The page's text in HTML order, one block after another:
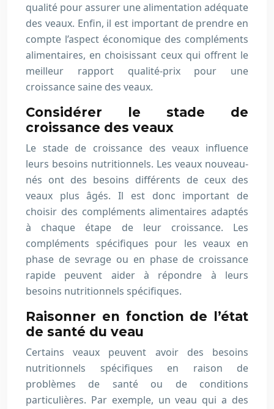
qualité pour assurer une alimentation adéquate
des veaux. Enfin, il est important de prendre en
compte l’aspect économique des compléments
alimentaires, en choisissant ceux qui offrent le
meilleur rapport qualité-prix pour une
croissance saine des veaux.
Considérer le stade de
croissance des veaux
Le stade de croissance des veaux influence
leurs besoins nutritionnels. Les veaux nouveau-
nés ont des besoins différents de ceux des
veaux plus âgés. Il est donc important de
choisir des compléments alimentaires adaptés
à chaque étape de leur croissance. Les
compléments spécifiques pour les veaux en
phase de sevrage ou en phase de croissance
rapide peuvent aider à répondre à leurs
besoins nutritionnels spécifiques.
Raisonner en fonction de l’état
de santé du veau
Certains veaux peuvent avoir des besoins
nutritionnels spécifiques en raison de
problèmes de santé ou de conditions
particulières. Par exemple, un veau qui a des